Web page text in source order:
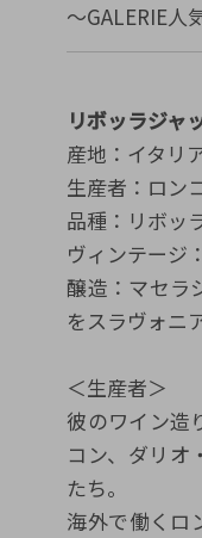
～GALERIE人
リボッラジャ
産地：イタリ
生産者：ロン
品種：リボッ
ヴィンテージ
醸造：マセラ
をスラヴォニ
＜生産者＞
彼のワイン造
コン、ダリオ
たち。
海外で働くロ